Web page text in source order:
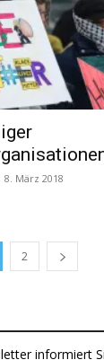
8. März 2018
2
informiert